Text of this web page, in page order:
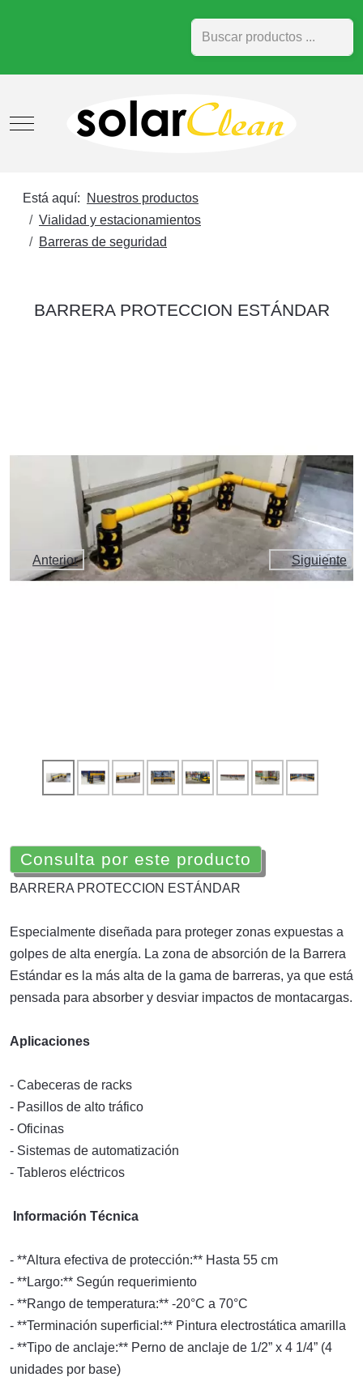
Buscar
Mobile Menu Toggle
Está aquí:
Nuestros productos
Vialidad y estacionamientos
Barreras de seguridad
BARRERA PROTECCION ESTÁNDAR
Anterior Siguiente
Consulta por este producto
BARRERA PROTECCION ESTÁNDAR
Especialmente diseñada para proteger zonas expuestas a
golpes de alta energía. La zona de absorción de la Barrera
Estándar es la más alta de la gama de barreras, ya que está
pensada para absorber y desviar impactos de montacargas.
Aplicaciones
- Cabeceras de racks
- Pasillos de alto tráfico
- Oficinas
- Sistemas de automatización
- Tableros eléctricos
Información Técnica
- **Altura efectiva de protección:** Hasta 55 cm
- **Largo:** Según requerimiento
- **Rango de temperatura:** -20°C a 70°C
- **Terminación superficial:** Pintura electrostática amarilla
- **Tipo de anclaje:** Perno de anclaje de 1/2” x 4 1/4” (4
unidades por base)